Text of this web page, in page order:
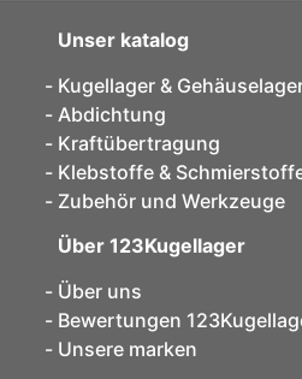
Unser katalog
Kugellager &
Abdichtung
Kraftübertragung
Klebstoffe &
Zubehör und Werkzeuge
Über 123Kugellager
Über uns
Bewertungen
Unsere marken